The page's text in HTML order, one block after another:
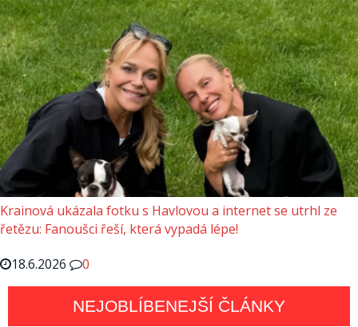
Krainová ukázala fotku s Havlovou a internet se utrhl ze
řetězu: Fanoušci řeší, která vypadá lépe!
18.6.2026
0
NEJOBLÍBENEJŠÍ ČLÁNKY